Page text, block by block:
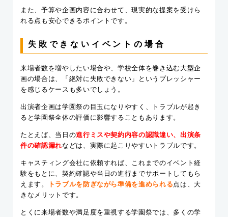
また、予算や企画内容に合わせて、現実的な提案を受けら
れる点も安心できるポイントです。
失敗できないイベントの場合
来場者数を増やしたい場合や、学校全体を巻き込む大型企
画の場合は、「絶対に失敗できない」というプレッシャー
を感じるケースも多いでしょう。
出演者企画は学園祭の目玉になりやすく、トラブルが起き
ると学園祭全体の評価に影響することもあります。
たとえば、当日の進行ミスや契約内容の認識違い、出演条
件の確認漏れなどは、実際に起こりやすいトラブルです。
キャスティング会社に依頼すれば、これまでのイベント経
験をもとに、契約確認や当日の進行までサポートしてもら
えます。
トラブルを防ぎながら準備を進められる 点は、大
きなメリットです。
とくに来場者数や満足度を重視する学園祭では、多くの学